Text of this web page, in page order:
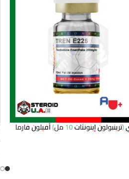
إينونثات 10 مل) أفيلون فارما